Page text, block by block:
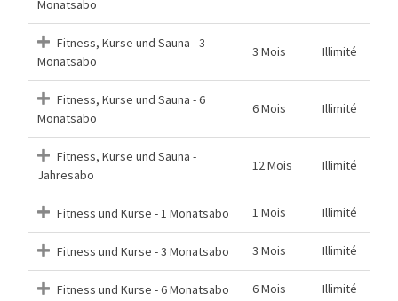
Monatsabo
Fitness, Kurse und Sauna - 3
Monatsabo
3 Mois Illimité
Fitness, Kurse und Sauna - 6
Monatsabo
6 Mois Illimité
Fitness, Kurse und Sauna -
Jahresabo
12 Mois Illimité
Fitness und Kurse - 1 Monatsabo 1 Mois Illimité
Fitness und Kurse - 3 Monatsabo 3 Mois Illimité
Fitness und Kurse - 6 Monatsabo 6 Mois Illimité